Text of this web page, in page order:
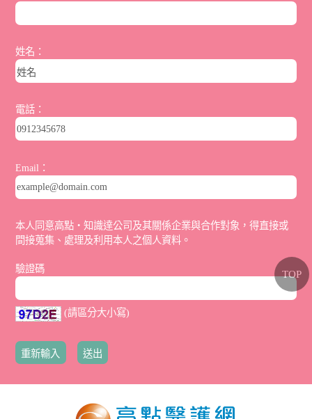
姓名：
電話：
Email：
本人同意高點‧知識達公司及其關係企業與合作對象，得直接或
間接蒐集、處理及利用本人之個人資料。
驗證碼
(請區分大小寫)
TOP